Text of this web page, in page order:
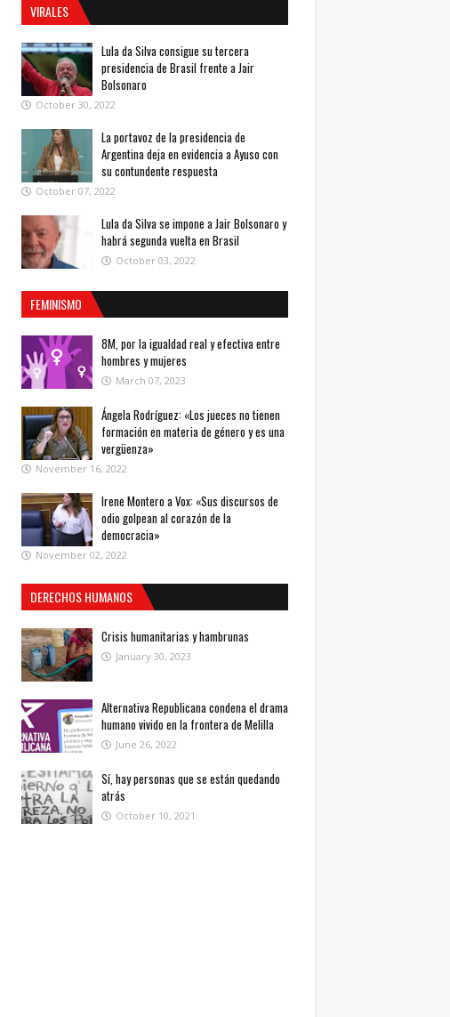
VIRALES
Lula da Silva consigue su tercera
presidencia de Brasil frente a Jair
Bolsonaro
October 30, 2022
La portavoz de la presidencia de
Argentina deja en evidencia a Ayuso con
su contundente respuesta
October 07, 2022
Lula da Silva se impone a Jair Bolsonaro y
habrá segunda vuelta en Brasil
October 03, 2022
FEMINISMO
8M, por la igualdad real y efectiva entre
hombres y mujeres
March 07, 2023
Ángela Rodríguez: «Los jueces no tienen
formación en materia de género y es una
vergüenza»
November 16, 2022
Irene Montero a Vox: «Sus discursos de
odio golpean al corazón de la
democracia»
November 02, 2022
DERECHOS HUMANOS
Crisis humanitarias y hambrunas
January 30, 2023
Alternativa Republicana condena el drama
humano vivido en la frontera de Melilla
June 26, 2022
Sí, hay personas que se están quedando
atrás
October 10, 2021